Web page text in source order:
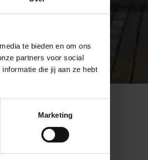
te bieden en om ons
partners voor social
die jij aan ze hebt
Marketing